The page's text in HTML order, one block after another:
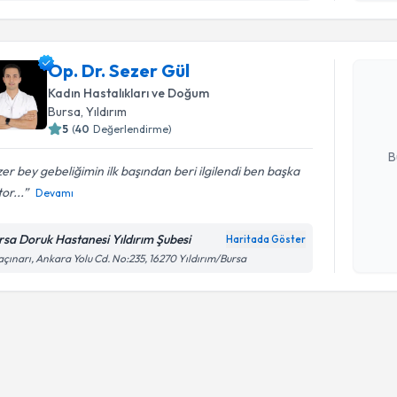
Op. Dr. Sezer Gül
Kadın Hastalıkları ve Doğum
Bursa , Yıldırım
5 (40 Değerlendirme)
bey gebeliğimin ilk başından beri ilgilendi ben başka
Devamı
Doruk Hastanesi Yıldırım Şubesi Haritada Göster
Ankara Yolu Cd. No:235, 16270 Yıldırım/Bursa
Op. Dr.